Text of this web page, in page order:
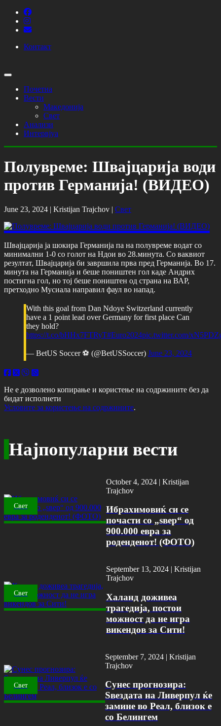
Контакт
Почетна
Вести
Македонија
Свет
Анализи
Интервјуа
Полувреме: Швајцарија води
против Германија! (ВИДЕО)
June 23, 2024 | Kristijan Trajchov | Свет
Швајцарија ја шокира Германија па на полувреме водат со
минимални 1-0 со голот на Ндои во 28.минута. Со ваквиот
резултат, Швајцарија би завршила прва пред Германија. Во 17.
минута на Германија и беше поништен гол каде Андрих
постигна гол, но тој беше поништен од страна на ВАР,
претходно Мусиала направил фаул во напад.
With this goal from Dan Ndoye Switzerland currently
have a 1 point lead over Germany for first place Can
they hold?
https://t.co/bHHx7FTRyT#Euro2024pic.twitter.com/
— BetUS Soccer ⚽ (@BetUSSoccer) June 23, 2024
Не е дозволено копирање и користење на содржините без да
бидат исполнети
Условите за користење на содржините.
Најпопуларни вести
Свет
October 4, 2024 |Kristijan
Trajchov
Ибрахимовиќ си се
почасти со „ѕвер“ од
900.000 евра за
роденденот! (ФОТО)
Свет
September 13, 2024 | Kristijan
Trajchov
Халанд доживеа
трагедија, постои
можност да не игра
викендов за Сити!
Свет
September 7, 2024 | Kristijan
Trajchov
Сунес прогнозира:
Ѕвездата на Ливерпул ќе
замине во Реал, близок е
со Белингем